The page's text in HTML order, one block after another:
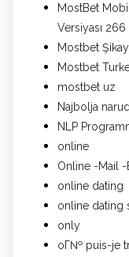
MostBet
Versiyası 266
Mostbet
Mostbet
mostbet uz
Najbolja
NLP
online
Online -Mail
online dating
online dating
only
oГ№ puis-je